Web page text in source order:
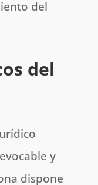
del
del
y
dispone